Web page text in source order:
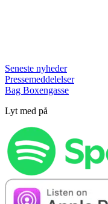
Seneste nyheder
Pressemeddelelser
Bag Boxengasse
Lyt med på